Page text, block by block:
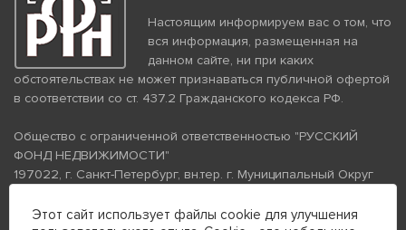
Настоящим информируем вас о том, что
вся информация, размещенная на
данном сайте, ни при каких
обстоятельствах не может признаваться публичной офертой
в соответствии со ст. 437.2 Гражданского кодекса РФ.
Общество с ограниченной ответственностью "РУССКИЙ
ФОНД НЕДВИЖИМОСТИ"
197022, г. Санкт-Петербург, вн.тер. г. Муниципальный Округ
помещение 26Н, комната 103
Этот сайт использует файлы cookie для улучшения